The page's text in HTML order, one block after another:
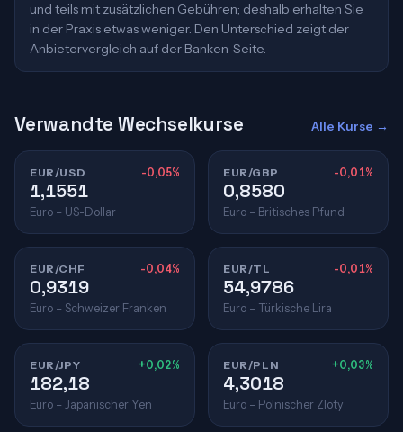
und teils mit zusätzlichen Gebühren; deshalb erhalten Sie
in der Praxis etwas weniger. Den Unterschied zeigt der
Anbietervergleich auf der Banken-Seite.
Verwandte Wechselkurse Alle Kurse →
EUR/USD -0,05%
1,1551
Euro – US-Dollar
EUR/GBP -0,01%
0,8580
Euro – Britisches Pfund
EUR/CHF -0,04%
0,9319
Euro – Schweizer Franken
EUR/TL -0,01%
54,9786
Euro – Türkische Lira
EUR/JPY +0,02%
182,18
Euro – Japanischer Yen
EUR/PLN +0,03%
4,3018
Euro – Polnischer Zloty